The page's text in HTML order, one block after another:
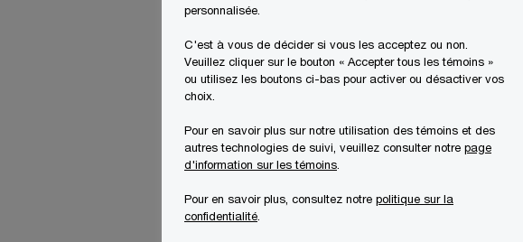
personnalisée.
C'est à vous de décider si vous les acceptez ou non.
Veuillez cliquer sur le bouton « Accepter tous les témoins »
ou utilisez les boutons ci-bas pour activer ou désactiver vos
choix.
Pour en savoir plus sur notre utilisation des témoins et des
autres technologies de suivi, veuillez consulter notre page
d'information sur les témoins
Pour en savoir plus, consultez notre politique sur la
confidentialité